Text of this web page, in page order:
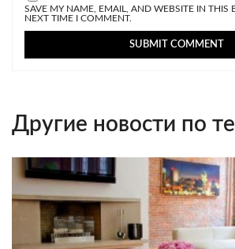
SAVE MY NAME, EMAIL, AND WEBSITE IN THIS
NEXT TIME I COMMENT.
Другие новости по